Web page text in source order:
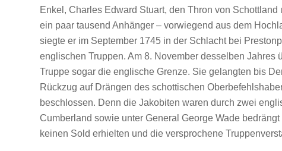
Enkel, Charles Edward Stuart, den Thron von
ein paar tausend Anhänger – vorwiegend aus dem
siegte er im September 1745 in der Schlacht bei
englischen Truppen. Am 8. November desselben
Truppe sogar die englische Grenze. Sie gelangten bis
Rückzug auf Drängen des schottischen
beschlossen. Denn die Jakobiten waren durch zwei
Cumberland sowie unter General George Wade
keinen Sold erhielten und die versprochene